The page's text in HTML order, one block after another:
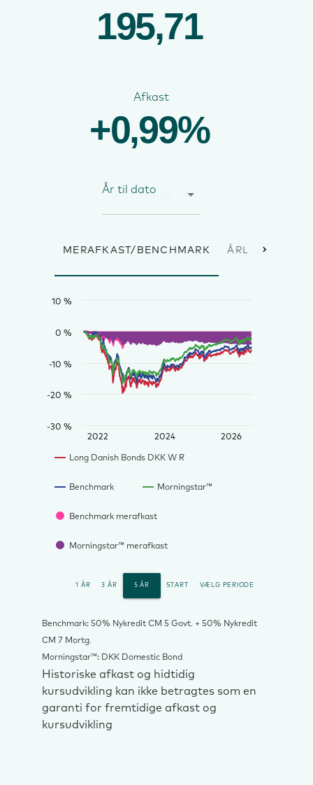
195,71
Afkast
+0,99%
År til dato
MERAFKAST/BENCHMARK ÅRLIGE
Long Danish Bonds DKK W R
Benchmark Morningstar™
Benchmark merafkast
Morningstar™ merafkast
2022 2024 2026
-30 %
-20 %
-10 %
0 %
10 %
1 ÅR 3 ÅR 5 ÅR START VÆLG PERIODE
Benchmark: 50% Nykredit CM 5 Govt. + 50% Nykredit
CM 7 Mortg.
Morningstar™: DKK Domestic Bond
Historiske afkast og hidtidig
kursudvikling kan ikke betragtes som en
garanti for fremtidige afkast og
kursudvikling